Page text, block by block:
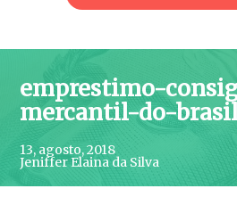
emprestimo-
mercantil-do-
13, agosto, 2018
Jeniffer Elaina da Silva